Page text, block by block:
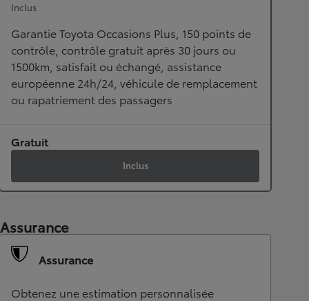
Inclus
Garantie Toyota Occasions Plus, 150 points de
contrôle, contrôle gratuit après 30 jours ou
1500km, satisfait ou échangé, assistance
européenne 24h/24, véhicule de remplacement
ou rapatriement des passagers
Gratuit
Inclus
Assurance
Assurance
Obtenez une estimation personnalisée